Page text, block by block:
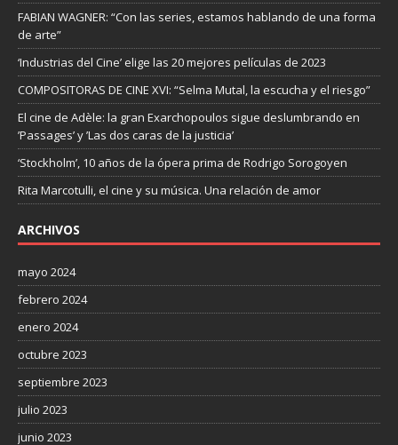
FABIAN WAGNER: “Con las series, estamos hablando de una forma
de arte”
‘Industrias del Cine’ elige las 20 mejores películas de 2023
COMPOSITORAS DE CINE XVI: “Selma Mutal, la escucha y el riesgo”
El cine de Adèle: la gran Exarchopoulos sigue deslumbrando en
’Passages’ y ’Las dos caras de la justicia’
‘Stockholm’, 10 años de la ópera prima de Rodrigo Sorogoyen
Rita Marcotulli, el cine y su música. Una relación de amor
ARCHIVOS
mayo 2024
febrero 2024
enero 2024
octubre 2023
septiembre 2023
julio 2023
junio 2023